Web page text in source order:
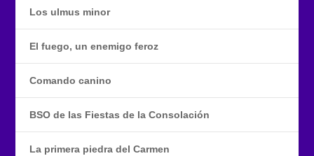
Los ulmus minor
El fuego, un enemigo feroz
Comando canino
BSO de las Fiestas de la Consolación
La primera piedra del Carmen